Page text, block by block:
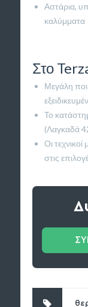
Αστάρια,
καλύμματα
Στο
Μεγάλη
Το
(Λαγκαδά
Οι τεχνικοί
στις